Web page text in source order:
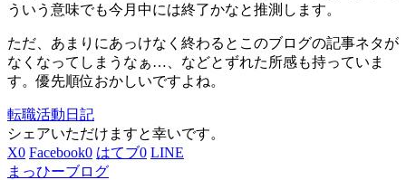
ういう意味でも今月中には終了かなと推測します。
ただ、あまりにあっけなく終わるとこのブログの記事ネタが
なくなってしまうなぁ…、などとずれた所感も持っていま
す。優先順位おかしいですよね。
転職活動日記
シェアいただけますと幸いです。
X0 Facebook0 はてブ0 LINE
まっひーブログ